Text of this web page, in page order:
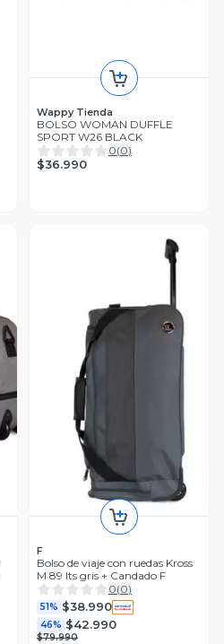
Wappy Tienda
BOLSO WOMAN DUFFLE
SPORT W26 BLACK
0(0)
$36.990
F
Bolso de viaje con ruedas Kross
M 89 lts gris + Candado F
0(0)
51% $38.990
46% $42.990
$79.990